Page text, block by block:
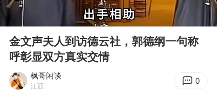
美股存储板块集体大跌
Play
00:00 02:11
金文声夫人到访德云社，郭德纲一句称
呼彰显双方真实交情
枫哥闲谈
江西 0